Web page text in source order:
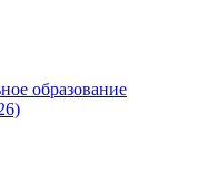
образование